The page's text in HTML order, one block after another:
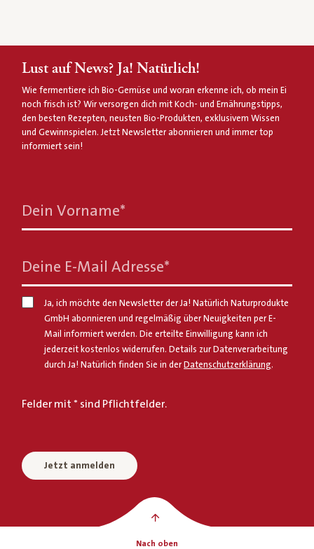
Lust auf News? Ja! Natürlich!
Wie fermentiere ich Bio-Gemüse und woran erkenne ich, ob mein Ei
noch frisch ist? Wir versorgen dich mit Koch- und Ernährungstipps,
den besten Rezepten, neusten Bio-Produkten, exklusivem Wissen
und Gewinnspielen. Jetzt Newsletter abonnieren und immer top
informiert sein!
Dein Vorname*
Deine E-Mail Adresse*
Ja, ich möchte den Newsletter der Ja! Natürlich Naturprodukte
GmbH abonnieren und regelmäßig über Neuigkeiten per E-
Mail informiert werden. Die erteilte Einwilligung kann ich
jederzeit kostenlos widerrufen. Details zur Datenverarbeitung
durch Ja! Natürlich finden Sie in derDatenschutzerklärung.
Felder mit * sind Pflichtfelder.
Jetzt anmelden
Nach oben